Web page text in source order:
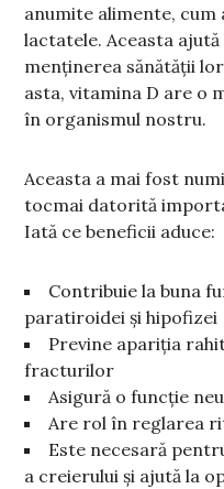
anumite alimente, cum
lactatele. Aceasta
menținerea sănătății
asta, vitamina D are o
în organismul nostru.
Aceasta a mai fost
tocmai datorită
Iată ce beneficii aduce:
Contribuie la buna
paratiroidei și hipofizei
Previne apariția
fracturilor
Asigură o funcție
Are rol în reglarea
Este necesară
a creierului și ajută la